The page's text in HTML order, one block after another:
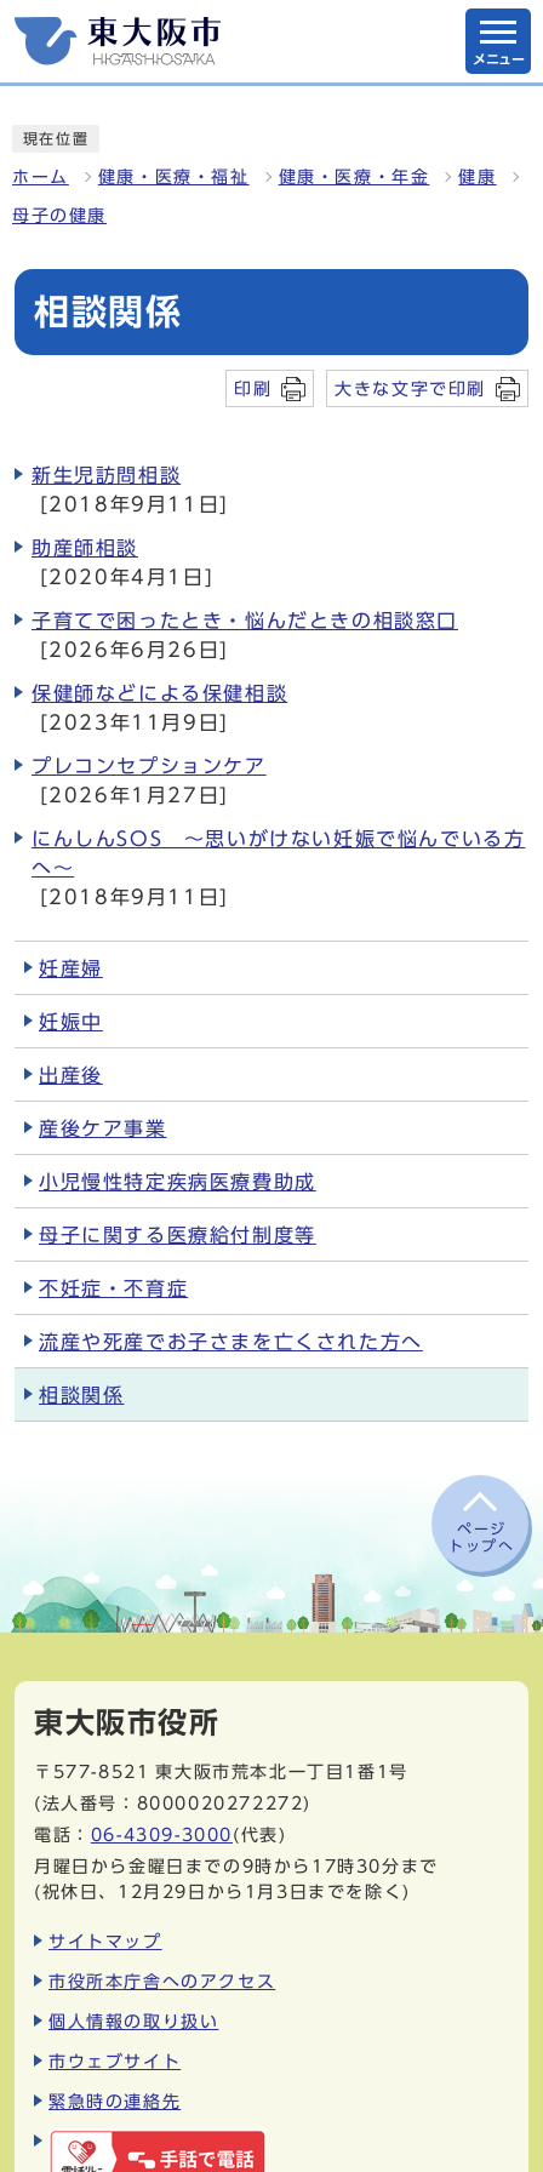
メニュー
現在位置
ホーム 健康・医療・福祉 健康・医療・年金 健康
母子の健康
相談関係
印刷 大きな文字で印刷
新生児訪問相談
[2018年9月11日]
助産師相談
[2020年4月1日]
子育てで困ったとき・悩んだときの相談窓口
[2026年6月26日]
保健師などによる保健相談
[2023年11月9日]
プレコンセプションケア
[2026年1月27日]
にんしんSOS ～思いがけない妊娠で悩んでいる方
へ～
[2018年9月11日]
妊産婦
妊娠中
出産後
産後ケア事業
小児慢性特定疾病医療費助成
母子に関する医療給付制度等
不妊症・不育症
流産や死産でお子さまを亡くされた方へ
相談関係
ページ
トップへ
東大阪市役所
〒577-8521
東大阪市荒本北一丁目1番1号
(法人番号：8000020272272)
電話： 06-4309-3000 (代表)
月曜日から金曜日までの9時から17時30分まで
(祝休日、12月29日から1月3日までを除く)
サイトマップ
市役所本庁舎へのアクセス
個人情報の取り扱い
市ウェブサイト
緊急時の連絡先